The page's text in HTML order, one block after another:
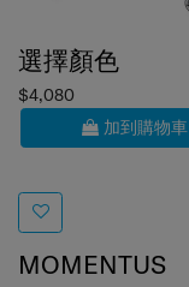
選擇顏色
$4,080
加到購物車
MOMENTUS